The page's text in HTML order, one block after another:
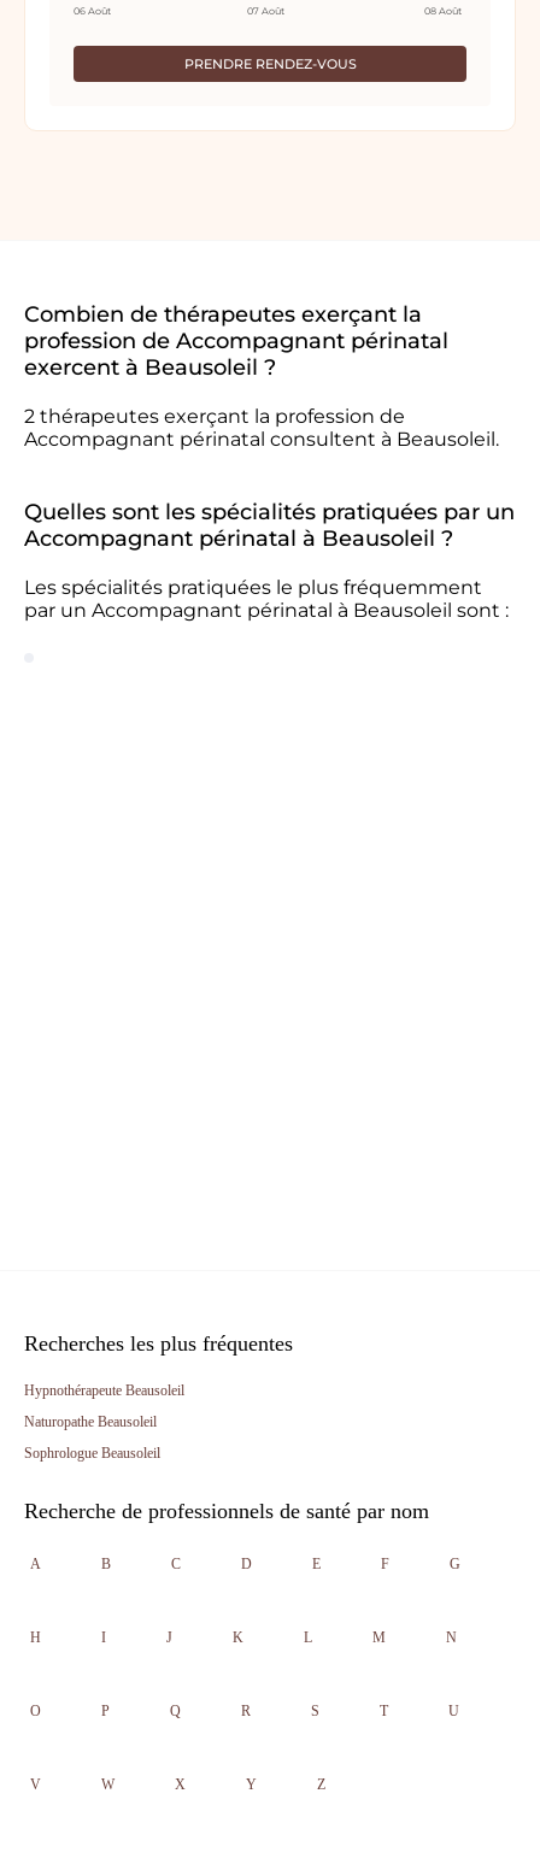
PRENDRE RENDEZ-VOUS
06 Août 07 Août 08 Août
Combien de thérapeutes exerçant la
profession de Accompagnant périnatal
exercent à Beausoleil ?
2 thérapeutes exerçant la profession de
Accompagnant périnatal consultent à Beausoleil.
Quelles sont les spécialités pratiquées par un
Accompagnant périnatal à Beausoleil ?
Les spécialités pratiquées le plus fréquemment
par un Accompagnant périnatal à Beausoleil sont :
Recherches les plus fréquentes
Hypnothérapeute Beausoleil
Naturopathe Beausoleil
Sophrologue Beausoleil
Recherche de professionnels de santé par nom
A B C D E F G
H I J K L M N
O P Q R S T U
V W X Y Z